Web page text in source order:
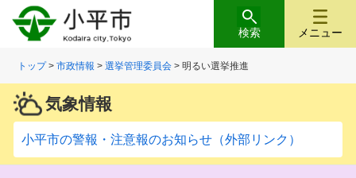
メニュー
検索
トップ>市政情報 >選挙管理委員会 > 明るい選挙推進
気象情報
小平市の警報・注意報のお知らせ（外部リンク）